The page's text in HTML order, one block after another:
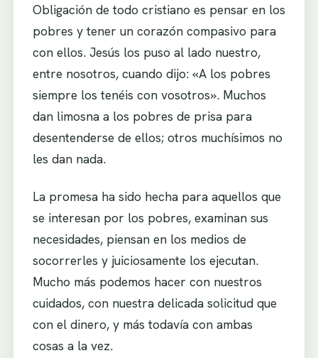
Obligación de todo cristiano es pensar en los
pobres y tener un corazón compasivo para
con ellos. Jesús los puso al lado nuestro,
entre nosotros, cuando dijo: «A los pobres
siempre los tenéis con vosotros». Muchos
dan limosna a los pobres de prisa para
desentenderse de ellos; otros muchísimos no
les dan nada.
La promesa ha sido hecha para aquellos que
se interesan por los pobres, examinan sus
necesidades, piensan en los medios de
socorrerles y juiciosamente los ejecutan.
Mucho más podemos hacer con nuestros
cuidados, con nuestra delicada solicitud que
con el dinero, y más todavía con ambas
cosas a la vez.